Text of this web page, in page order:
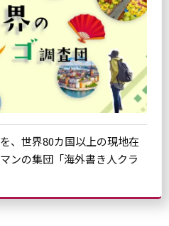
、世界80カ国以上の現地在
ンの集団「海外書き人クラ